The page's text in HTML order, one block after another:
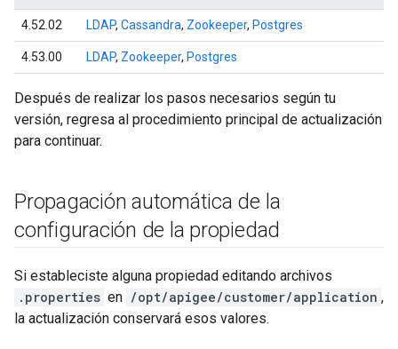
4.52.02 LDAP, Cassandra, Zookeeper, Postgres
4.53.00 LDAP, Zookeeper, Postgres
Después de realizar los pasos necesarios según tu
versión, regresa al procedimiento principal de actualización
para continuar.
Propagación automática de la
configuración de la propiedad
Si estableciste alguna propiedad editando archivos
.properties en /opt/apigee/customer/application ,
la actualización conservará esos valores.